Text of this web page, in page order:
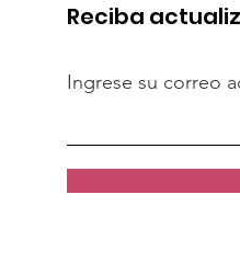
Reciba
Ingrese su correo